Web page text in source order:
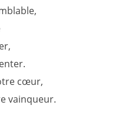
cœur,
vainqueur.